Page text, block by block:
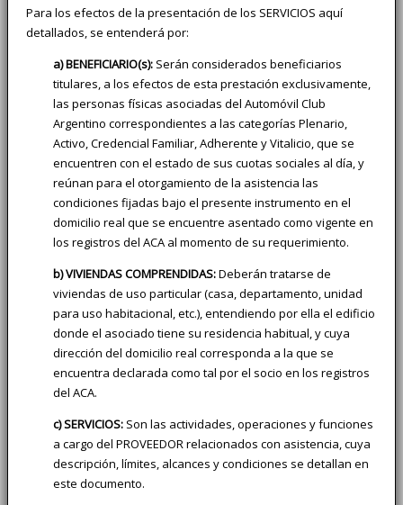
Para los efectos de la presentación de los SERVICIOS aquí
detallados, se entenderá por:
a) BENEFICIARIO(s): Serán considerados beneficiarios
titulares, a los efectos de esta prestación exclusivamente,
las personas físicas asociadas del Automóvil Club
Argentino correspondientes a las categorías Plenario,
Activo, Credencial Familiar, Adherente y Vitalicio, que se
encuentren con el estado de sus cuotas sociales al día, y
reúnan para el otorgamiento de la asistencia las
condiciones fijadas bajo el presente instrumento en el
domicilio real que se encuentre asentado como vigente en
los registros del ACA al momento de su requerimiento.
b) VIVIENDAS COMPRENDIDAS:Deberán tratarse de
viviendas de uso particular (casa, departamento, unidad
para uso habitacional, etc.), entendiendo por ella el edificio
donde el asociado tiene su residencia habitual, y cuya
dirección del domicilio real corresponda a la que se
encuentra declarada como tal por el socio en los registros
del ACA.
c) SERVICIOS: Son las actividades, operaciones y funciones
a cargo del PROVEEDOR relacionados con asistencia, cuya
descripción, límites, alcances y condiciones se detallan en
este documento.